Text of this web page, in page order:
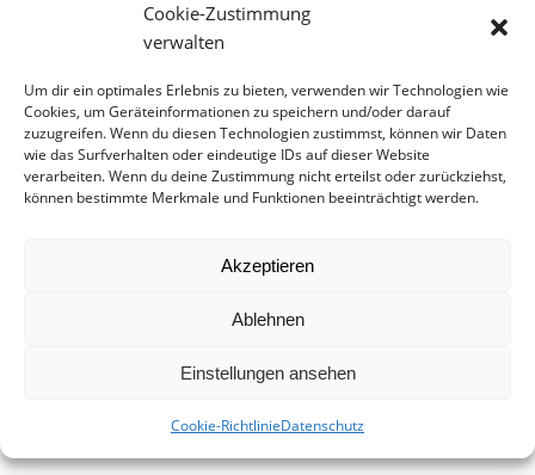
Cookie-Zustimmung
verwalten
Um dir ein optimales Erlebnis zu bieten, verwenden wir Technologien wie
Cookies, um Geräteinformationen zu speichern und/oder darauf
zuzugreifen. Wenn du diesen Technologien zustimmst, können wir Daten
wie das Surfverhalten oder eindeutige IDs auf dieser Website
verarbeiten. Wenn du deine Zustimmung nicht erteilst oder zurückziehst,
können bestimmte Merkmale und Funktionen beeinträchtigt werden.
Akzeptieren
Ablehnen
Einstellungen ansehen
Cookie-RichtlinieDatenschutz
VERKEHR
17. Februar 2014
Fahrräder warten auf ihren Einsatz, Linden-Nord,
Hannover Die grünste Großstadt Deutschlands hat das
Norddeutschlands zu werden. Der Anstieg der
WEITERLESEN